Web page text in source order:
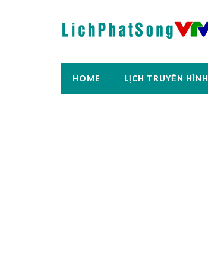
HOME LỊCH TRUYỀN HÌNH